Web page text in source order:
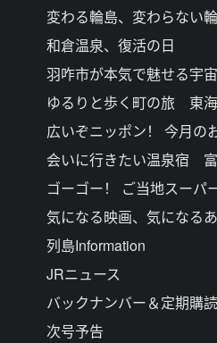
変わる輪島、変わらない
和倉温泉、復活の日
羽咋市が本気で魅せる宇宙
ゆるりと歩く町の旅 東
広いぞニッポン！ 今月
会いに行きたい温泉宿
ゴーゴー！ ご当地スー
気になる映画、気になる
列島Information
JRニュース
バックナンバー＆定期購
次号予告